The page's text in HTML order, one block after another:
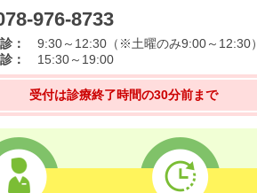
976-8733
： 9:30～ 12:30（※土曜のみ9:00～12:30）
：
15:30～19:00
受付は診療終了時間の30分前まで